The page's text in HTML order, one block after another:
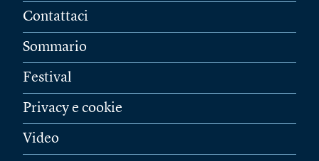
Contattaci
Sommario
Festival
Privacy e cookie
Video